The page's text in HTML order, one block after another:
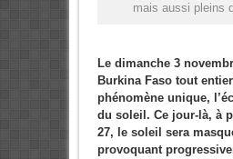
mais aussi pleins
Le dimanche 3
Burkina Faso tout
phénomène unique,
du soleil. Ce jour-là, à
27, le soleil sera
provoquant